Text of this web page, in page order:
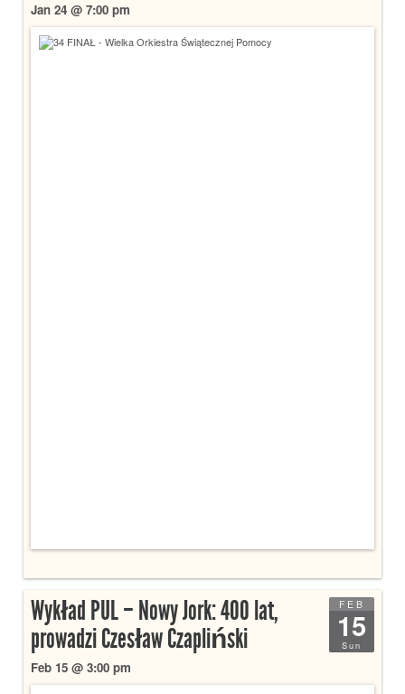
Jan 24 @ 7:00 pm
FEB
15
Sun
Wykład PUL – Nowy Jork: 400 lat,
prowadzi Czesław Czapliński
Feb 15 @ 3:00 pm